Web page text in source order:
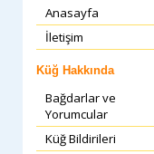
Anasayfa
İletişim
Küğ Hakkında
Bağdarlar ve
Yorumcular
Küğ Bildirileri